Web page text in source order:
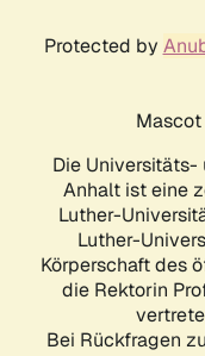
Protected by
Die
Anhalt ist eine
Luther-
Luther-
Körperschaft des
die Rektorin
Bei Rückfragen